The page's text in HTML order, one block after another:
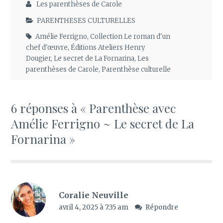
Les parenthèses de Carole
PARENTHESES CULTURELLES
Amélie Ferrigno,Collection Le roman d'un
chef d'œuvre,Éditions Ateliers Henry
Dougier,Le secret de La Fornarina,Les
parenthèses de Carole,Parenthèse culturelle
6 réponses à « Parenthèse avec
Amélie Ferrigno ~ Le secret de La
Fornarina »
Coralie Neuville
avril 4, 2025 à 7:35 am Répondre